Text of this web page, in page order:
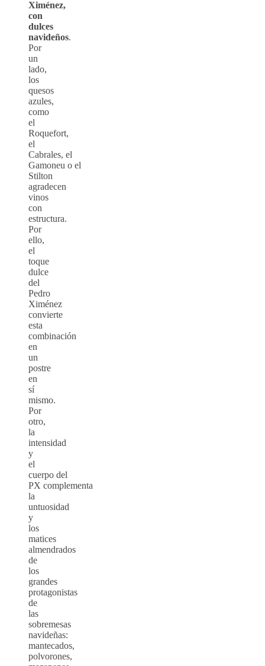
Ximénez,
con
dulces
navideños.
Por
un
lado,
los
quesos
azules,
como
el
Roquefort,
el
Cabrales, el
Gamoneu o el
Stilton
agradecen
vinos
con
estructura.
Por
ello,
el
toque
dulce
del
Pedro
Ximénez
convierte
esta
combinación
en
un
postre
en
sí
mismo.
Por
otro,
la
intensidad
y
el
cuerpo del
PX complementa
la
untuosidad
y
los
matices
almendrados
de
los
grandes
protagonistas
de
las
sobremesas
navideñas:
mantecados,
polvorones,